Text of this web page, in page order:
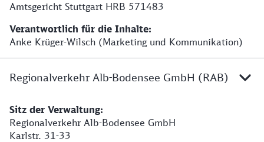
Amtsgericht Stuttgart HRB 571483
Verantwortlich für die Inhalte:
Anke Krüger-Wilsch (Marketing und Kommunikation)
Regionalverkehr Alb-Bodensee GmbH (RAB)
h1
Sitz der Verwaltung:
Regionalverkehr Alb-Bodensee GmbH
Karlstr. 31-33